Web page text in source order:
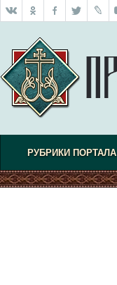
РУБРИКИ ПОРТАЛА